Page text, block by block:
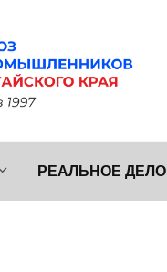
РЕАЛЬНОЕ ДЕЛО